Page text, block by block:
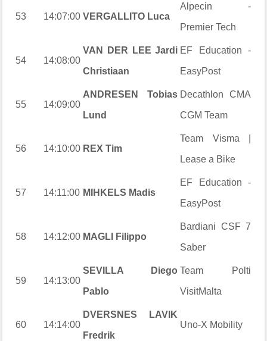
53 14:07:00 VERGALLITO Luca
Alpecin -
Premier Tech
54 14:08:00
VAN DER LEE Jardi
Christiaan
EF Education -
EasyPost
55 14:09:00
ANDRESEN Tobias
Lund
Decathlon CMA
CGM Team
56 14:10:00 REX Tim
Team Visma |
Lease a Bike
57 14:11:00 MIHKELS Madis
EF Education -
EasyPost
58 14:12:00 MAGLI Filippo
Bardiani CSF 7
Saber
59 14:13:00
SEVILLA Diego
Pablo
Team Polti
VisitMalta
60 14:14:00
DVERSNES LAVIK
Fredrik
Uno-X Mobility